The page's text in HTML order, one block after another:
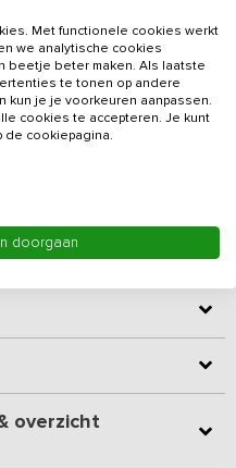
beek- en boslandschappen
wandelingen en fietstochten.
met uitzicht op de tuin
van 4-pits
de oude bedstededeurtjes.
badkamers. De grote
een extra wellness gedeelte
sauna maakt deze luxe
een verwarmde speelschuur
voor vele uurtjes
en zijn er skelters aanwezig.
tour)
overzicht
Met functionele cookies werkt
we analytische cookies
beetje beter maken. Als laatste
te tonen op andere
je je voorkeuren aanpassen.
cookies te accepteren. Je kunt
de cookiepagina.
doorgaan